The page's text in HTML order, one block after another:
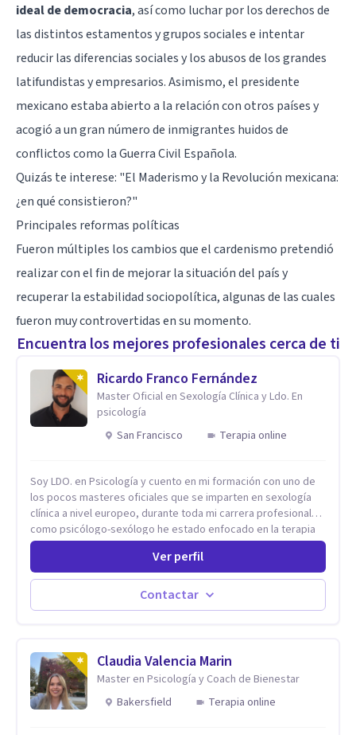
ideal de democracia, así como luchar por los derechos de
las distintos estamentos y grupos sociales e intentar
reducir las diferencias sociales y los abusos de los grandes
latifundistas y empresarios. Asimismo, el presidente
mexicano estaba abierto a la relación con otros países y
acogió a un gran número de inmigrantes huidos de
conflictos como la Guerra Civil Española.
Quizás te interese: "El Maderismo y la Revolución mexicana:
¿en qué consistieron?"
Principales reformas políticas
Fueron múltiples los cambios que el cardenismo pretendió
realizar con el fin de mejorar la situación del país y
recuperar la estabilidad sociopolítica, algunas de las cuales
fueron muy controvertidas en su momento.
Encuentra los mejores profesionales cerca de ti
Ricardo Franco Fernández
Master Oficial en Sexología Clínica y Ldo. En
psicología
San Francisco
Terapia online
Soy LDO. en Psicología y cuento en mi formación con uno de
los pocos masteres oficiales que se imparten en sexología
clínica a nivel europeo, durante toda mi carrera profesional
como psicólogo-sexólogo he estado enfocado en la terapia
sexual desde una perspectiva multidisciplinar BIO-PSICO-
SOCIAL ya que aunque las bases de mi trabajo son
psicológicas, si no se tienen en consideración otros factores
la terapia puede no funcionar al tener una visión demasiado
simplista, excluyendo de antemano otros factores que
como algo particular e intentando adaptarme a tu situación
personal concreta. En especial mi ámbito de trabajo es la
disfunción eréctil, la eyaculación precoz y la falta de deseo
tanto en mujeres como en hombres. La sexualidad es de
Ver perfil
Contactar
Claudia Valencia Marin
Master en Psicología y Coach de Bienestar
Bakersfield
Terapia online